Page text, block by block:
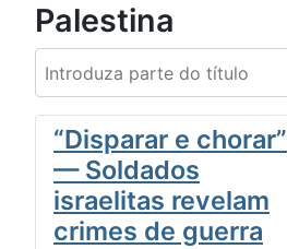
Palestina
Introduza parte do título
“Disparar e chorar”
— Soldados
israelitas revelam
crimes de guerra